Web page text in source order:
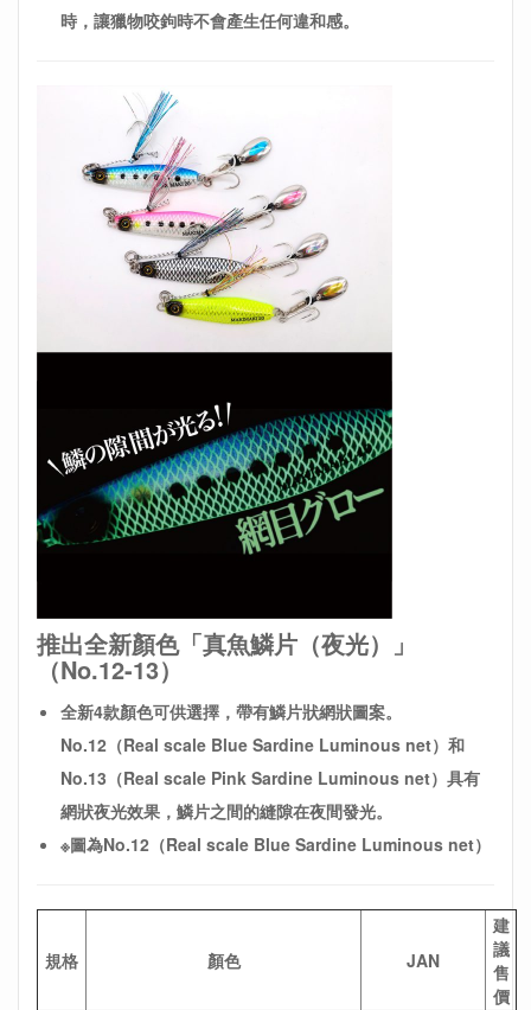
時，讓獵物咬鉤時不會產生任何違和感。
推出全新顏色「真魚鱗片（夜光）」
（No.12-13）
全新4款顏色可供選擇，帶有鱗片狀網狀圖案。
No.12 （Real scale Blue Sardine Luminous net）和
No.13（Real scale Pink Sardine Luminous net）具有
網狀夜光效果，鱗片之間的縫隙在夜間發光。
※圖為No.12 （Real scale Blue Sardine Luminous net）
規格 顏色 JAN
建
議
售
價